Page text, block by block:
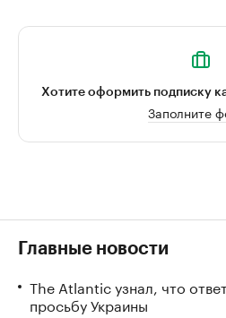
Хотите оформить подписку
Заполните
Главные новости
The Atlantic узнал, что
просьбу Украины